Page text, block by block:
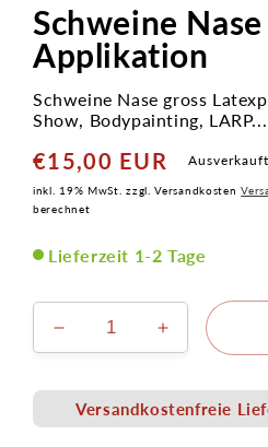
Schweine
Applikation
Schweine Nase gross
Show, Bodypainting, LARP...
Normaler
Preis
€15,00 EUR Ausverkauft
inkl. 19% MwSt. zzgl. Versandkosten
berechnet
Lieferzeit 1-2 Tage
Verringere
die
für
Schweine
Erhöhe
die
für
Schweine
Versandkostenfreie